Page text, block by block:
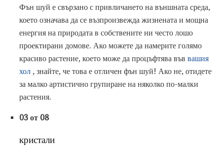
Фън шуй е свързано с привличането на външната среда,
което означава да се възпроизвежда жизнената и мощна
енергия на природата в собствените ни често лошо
проектирани домове. Ако можете да намерите голямо
красиво растение, което може да процъфтява във вашия
хол , знайте, че това е отличен фън шуй! Ако не, отидете
за малко артистично групиране на няколко по-малки
растения.
03 от 08
кристали